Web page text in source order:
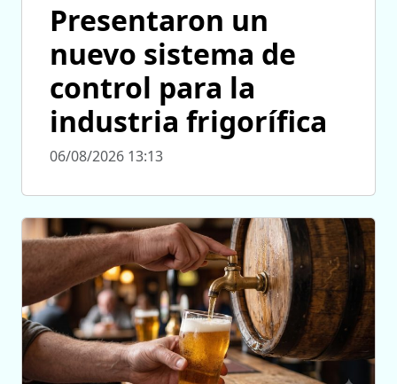
Presentaron un
nuevo sistema de
control para la
industria frigorífica
06/08/2026 13:13